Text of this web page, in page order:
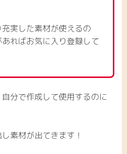
実した素材が使えるの
ればお気に入り登録して
分で作成して使用するのに
素材が出てきます！